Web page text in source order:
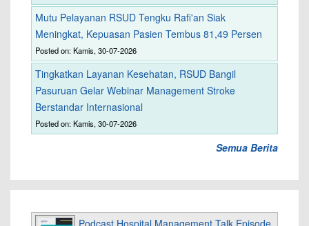
Mutu Pelayanan RSUD Tengku Rafi'an Siak
Meningkat, Kepuasan Pasien Tembus 81,49 Persen
Posted on: Kamis, 30-07-2026
Tingkatkan Layanan Kesehatan, RSUD Bangil
Pasuruan Gelar Webinar Management Stroke
Berstandar Internasional
Posted on: Kamis, 30-07-2026
Semua Berita
Podcast Hospital Management Talk Episode